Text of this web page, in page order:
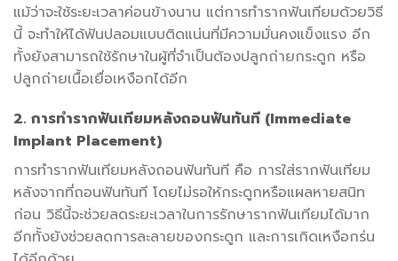
แม้ว่าจะใช้ระยะเวลาค่อนข้างนาน แต่การทำรากฟันเทียมด้วยวิธี
นี้ จะทำให้ได้ฟันปลอมแบบติดแน่นที่มีความมั่นคงแข็งแรง อีก
ทั้งยังสามารถใช้รักษาในผู้ที่จำเป็นต้องปลูกถ่ายกระดูก หรือ
ปลูกถ่ายเนื้อเยื่อเหงือกได้อีก
2. การทำรากฟันเทียมหลังถอนฟันทันที (Immediate
Implant Placement)
การทำรากฟันเทียมหลังถอนฟันทันที คือ การใส่รากฟันเทียม
หลังจากที่ถอนฟันทันที โดยไม่รอให้กระดูกหรือแผลหายสนิท
ก่อน วิธีนี้จะช่วยลดระยะเวลาในการรักษารากฟันเทียมได้มาก
อีกทั้งยังช่วยลดการละลายของกระดูก และการเกิดเหงือกร่น